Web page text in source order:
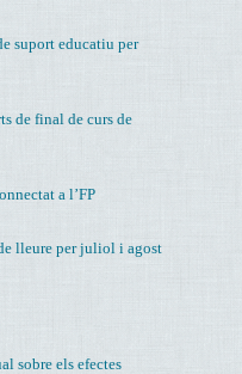
suport educatiu per
de final de curs de
a l’FP
lleure per juliol i agost
sobre els efectes